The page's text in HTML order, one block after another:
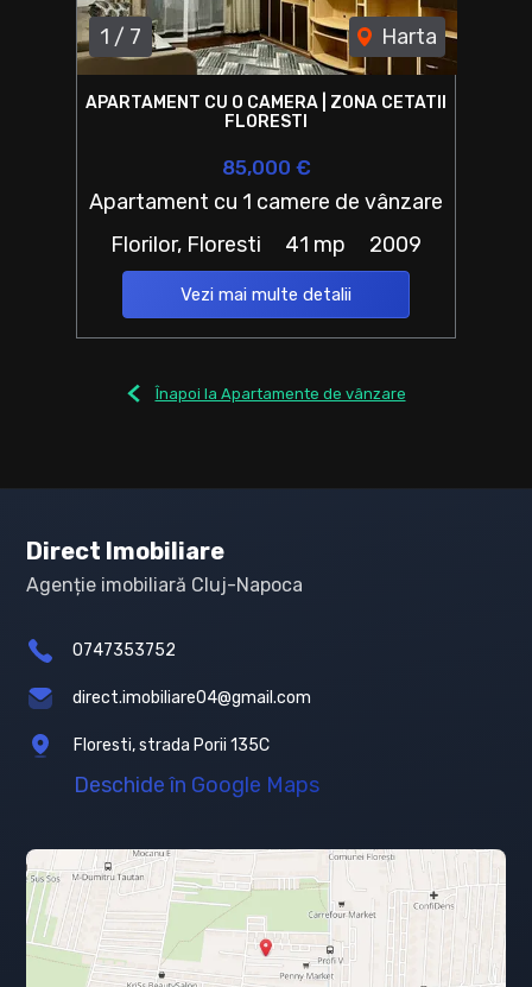
1 / 7 Harta
APARTAMENT CU O CAMERA | ZONA CETATII
FLORESTI
85,000 €
Apartament cu 1 camere de vânzare
Florilor, Floresti
41 mp 2009
Vezi mai multe detalii
Înapoi la Apartamente de vânzare
Direct Imobiliare
Agenție imobiliară Cluj-Napoca
0747353752
direct.imobiliare04@gmail.com
Floresti, strada Porii 135C
Deschide în Google Maps